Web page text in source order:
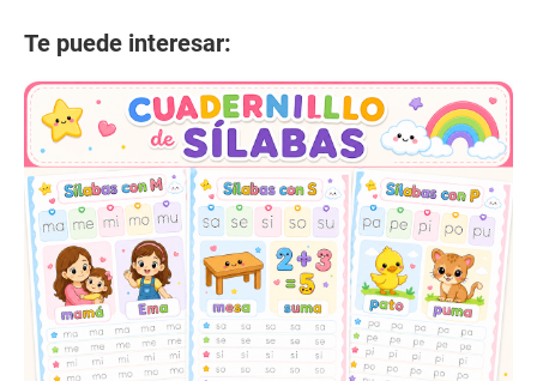
Te puede interesar: